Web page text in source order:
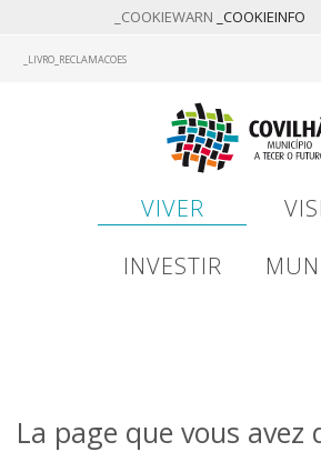
_COOKIEWARN _COOKIEINFO
_LIVRO_RECLAMACOES
VIVER
INVESTIR
La page que vous avez